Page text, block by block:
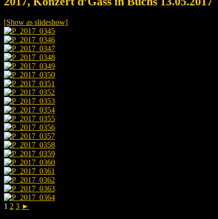
[Show as slideshow]
1 2 3 ►